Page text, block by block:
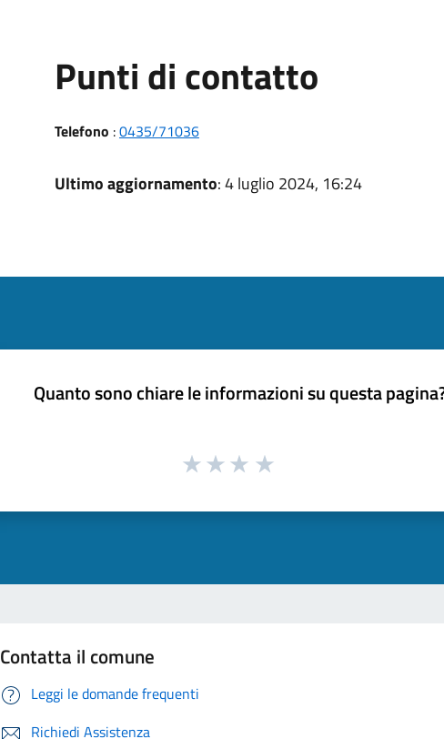
Punti di contatto
Telefono :0435/71036
Ultimo aggiornamento: 4 luglio 2024, 16:24
Quanto sono chiare le informazioni su questa
Contatta il comune
Leggi le domande frequenti
Richiedi Assistenza